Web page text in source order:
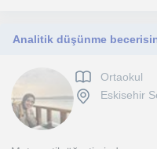
Ortaokul
Eskisehir